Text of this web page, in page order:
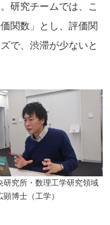
研究チームでは、こ
関数」とし、評価関
で、渋滞が少ないと
研究所・数理工学研究領域
顕博士（工学）